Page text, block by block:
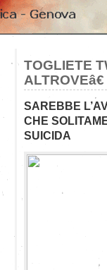
TOGLIETE
ALTROVEâ€
SAREBBE
CHE
SUICIDA